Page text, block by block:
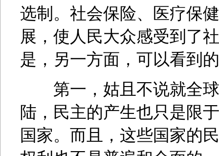
选制。社会保险、医疗保
展，使人民大众感受到了
是，另一方面，可以看到
第一，姑且不说就全球
陆，民主的产生也只是限
国家。而且，这些国家的